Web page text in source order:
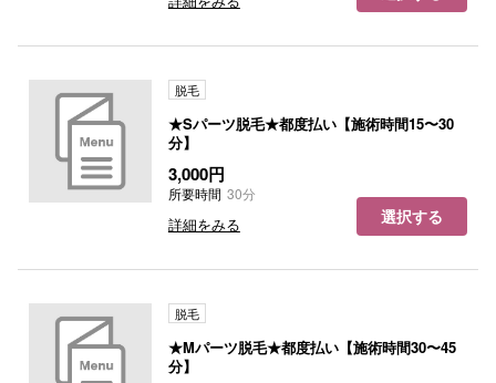
脱毛
★Sパーツ脱毛★都度払い【施術時間15〜30
分】
3,000円
所要時間 30分
詳細をみる 選択する
脱毛
★Mパーツ脱毛★都度払い【施術時間30〜45
分】